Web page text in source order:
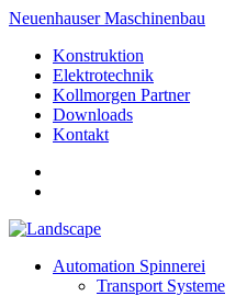
Neuenhauser Maschinenbau
Konstruktion
Elektrotechnik
Kollmorgen Partner
Downloads
Kontakt
Automation Spinnerei
Transport Systeme